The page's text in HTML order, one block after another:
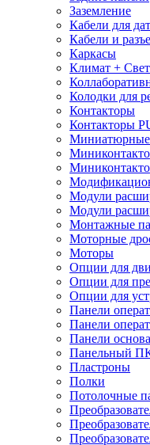
Заземление
Кабели для
Кабели и
Каркасы
Климат + Свет
Колодки для
Контакторы
Контакторы
Миниатюрные
Модули
Модули
Монтажные
Моторные
Моторы
Опции для
Опции для
Опции для
Панели
Панели
Панели
Панельный
Пластроны
Полки
Потолочные